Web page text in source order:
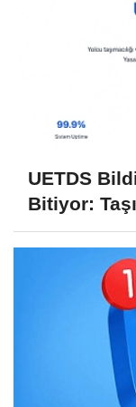
UETDS
Bitiyor: